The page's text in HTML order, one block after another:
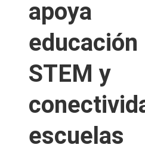
apoya
educación
STEM y
escuelas